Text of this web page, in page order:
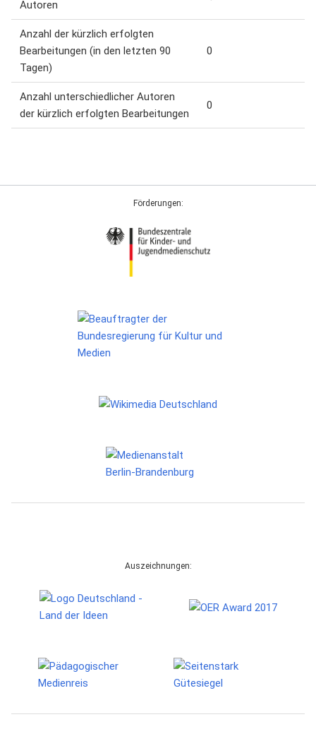
Autoren
Anzahl der kürzlich erfolgten
Bearbeitungen (in den letzten 90
Tagen)
0
Anzahl unterschiedlicher Autoren
der kürzlich erfolgten Bearbeitungen
0
Förderungen:
Auszeichnungen: